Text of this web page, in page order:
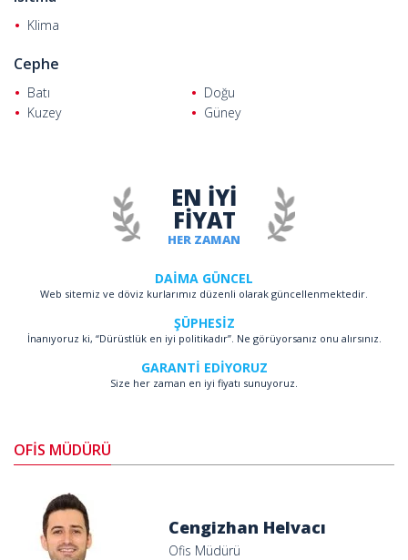
Klima
Cephe
Batı
Doğu
Kuzey
Güney
HER ZAMAN
EN İYİ
FİYAT
DAİMA GÜNCEL
Web sitemiz ve döviz kurlarımız düzenli olarak güncellenmektedir.
ŞÜPHESİZ
İnanıyoruz ki, “Dürüstlük en iyi politikadır”. Ne görüyorsanız onu alırsınız.
GARANTİ EDİYORUZ
Size her zaman en iyi fiyatı sunuyoruz.
OFİS MÜDÜRÜ
Cengizhan Helvacı
Ofis Müdürü